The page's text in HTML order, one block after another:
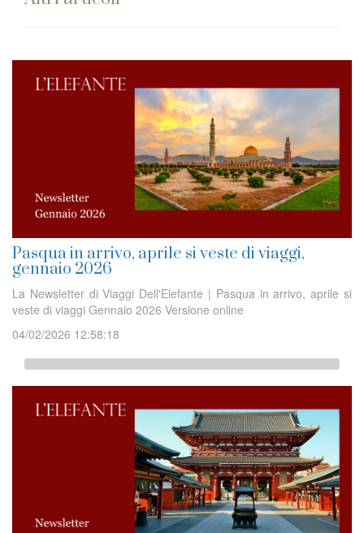
Pasqua in arrivo, aprile si veste di viaggi,
gennaio 2026
La Newsletter di Viaggi Dell'Elefante | Pasqua in arrivo, aprile si
veste di viaggi Gennaio 2026 Versione online
04/02/2026 12:58:18